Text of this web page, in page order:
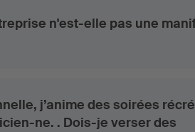
n'est-elle pas une
j’anime des soirées
ne. . Dois-je verser des